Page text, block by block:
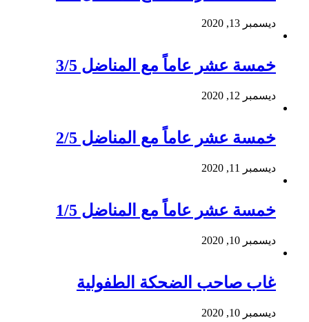
ديسمبر 13, 2020
خمسة عشر عاماً مع المناضل 3/5
ديسمبر 12, 2020
خمسة عشر عاماً مع المناضل 2/5
ديسمبر 11, 2020
خمسة عشر عاماً مع المناضل 1/5
ديسمبر 10, 2020
غاب صاحب الضحكة الطفولية
ديسمبر 10, 2020